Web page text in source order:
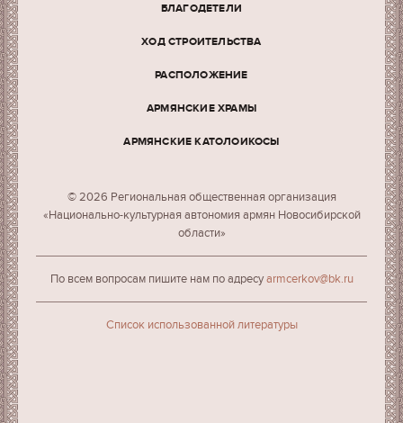
БЛАГОДЕТЕЛИ
ХОД СТРОИТЕЛЬСТВА
РАСПОЛОЖЕНИЕ
АРМЯНСКИЕ ХРАМЫ
АРМЯНСКИЕ КАТОЛОИКОСЫ
© 2026 Региональная общественная организация
«Национально-культурная автономия армян Новосибирской
области»
По всем вопросам пишите нам по адресуarmcerkov@bk.ru
Cписок использованной литературы